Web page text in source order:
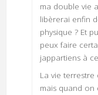
ma double vie
libèrerai enfin
physique ? Et
peux faire
jappartiens à
La vie
mais quand on